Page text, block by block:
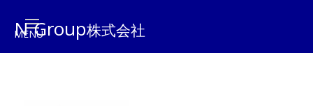
N Group株式会社